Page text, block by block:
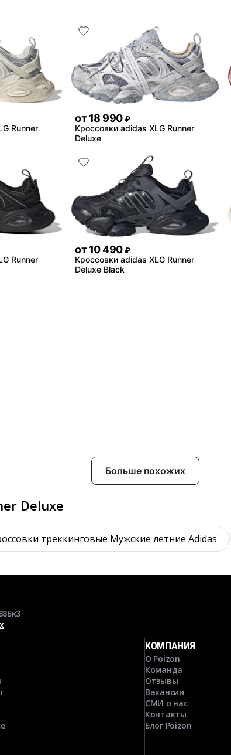
Runner
от 18 990 ₽
Кроссовки adidas XLG Runner
Deluxe
Runner
от 10 490 ₽
Кроссовки adidas XLG Runner
Deluxe Black
Больше похожих
Deluxe
треккинговые Мужские летние Adidas
КОМПАНИЯ
О Poizon
Команда
Отзывы
Вакансии
СМИ о нас
Контакты
Блог Poizon